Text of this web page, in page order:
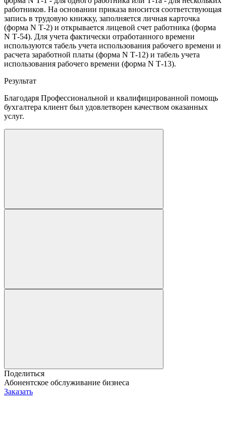
работников. На основании приказа вносится соответствующая
запись в трудовую книжку, заполняется личная карточка
(форма N Т-2) и открывается лицевой счет работника (форма
N Т-54). Для учета фактически отработанного времени
используются табель учета использования рабочего времени и
расчета заработной платы (форма N Т-12) и табель учета
использования рабочего времени (форма N Т-13).
Результат
Благодаря Профессиональной и квалифицированной помощь
бухгалтера клиент был удовлетворен качеством оказанных
услуг.
Поделиться
Абонентское обслуживание бизнеса
Заказать